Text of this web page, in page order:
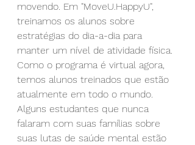
movendo. Em "MoveU.HappyU",
treinamos os alunos sobre
estratégias do dia-a-dia para
manter um nível de atividade física.
Como o programa é virtual agora,
temos alunos treinados que estão
atualmente em todo o mundo.
Alguns estudantes que nunca
falaram com suas famílias sobre
suas lutas de saúde mental estão